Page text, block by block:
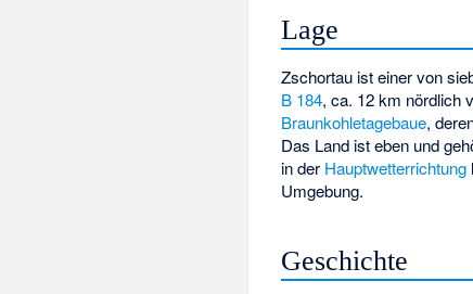
Lage
Zschortau ist einer von
B 184, ca. 12 km nördlich
Braunkohletagebaue,
Das Land ist eben und
in der Hauptwetterrichtung
Umgebung.
Geschichte